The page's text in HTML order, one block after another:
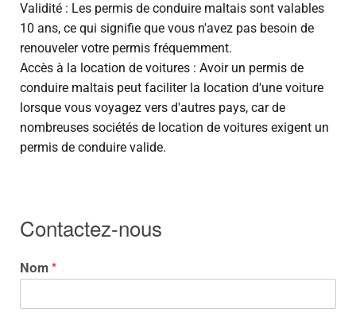
Validité : Les permis de conduire maltais sont valables
10 ans, ce qui signifie que vous n'avez pas besoin de
renouveler votre permis fréquemment.
Accès à la location de voitures : Avoir un permis de
conduire maltais peut faciliter la location d'une voiture
lorsque vous voyagez vers d'autres pays, car de
nombreuses sociétés de location de voitures exigent un
permis de conduire valide.
Contactez-nous
Nom*